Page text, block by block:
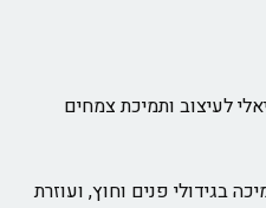
לעיצוב ותמיכת צמחים
בגידולי פנים וחוץ, ועוזרת